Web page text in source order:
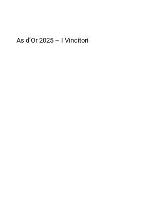
As d’Or 2025 – I Vincitori